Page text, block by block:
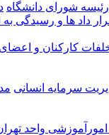
شورای دانشگاه
داد ها و رسیدگی
کارکنان و
سرمایه انسانی
واحد